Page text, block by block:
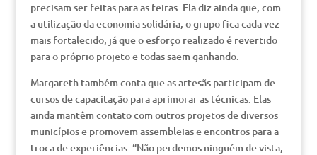
precisam ser feitas para as feiras. Ela diz ainda que, com
a utilização da economia solidária, o grupo fica cada vez
mais fortalecido, já que o esforço realizado é revertido
para o próprio projeto e todas saem ganhando.
Margareth também conta que as artesãs participam de
cursos de capacitação para aprimorar as técnicas. Elas
ainda mantêm contato com outros projetos de diversos
municípios e promovem assembleias e encontros para a
troca de experiências. “Não perdemos ninguém de vista,